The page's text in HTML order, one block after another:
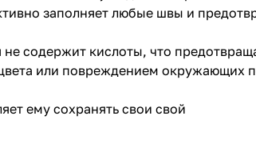
заполняет любые швы и
содержит кислоты, что
или повреждением окружающих
ему сохранять свои свой